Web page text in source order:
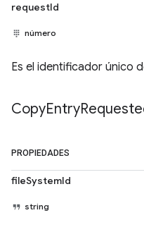
requestId
número
Es el identificador único
CopyEntry
PROPIEDADES
fileSystemId
string